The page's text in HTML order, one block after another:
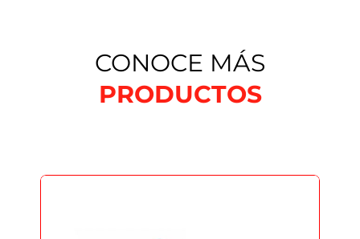
CONOCE MÁS
PRODUCTOS